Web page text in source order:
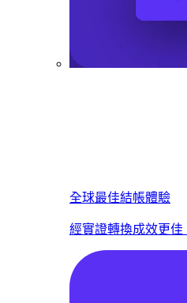
全球最佳結帳體驗
經實證轉換成效更佳